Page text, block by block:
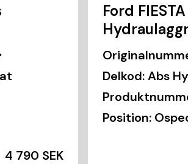
4 790 SEK
Ford
Delkod: Abs
Position: